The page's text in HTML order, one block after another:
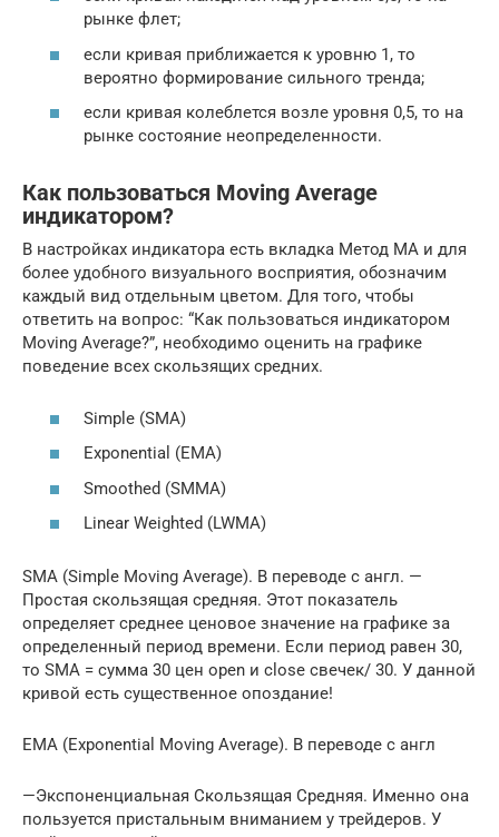
рынке флет;
если кривая приближается к уровню 1, то
вероятно формирование сильного тренда;
если кривая колеблется возле уровня 0,5, то на
рынке состояние неопределенности.
Как пользоваться Moving Average
индикатором?
В настройках индикатора есть вкладка Метод MA и для
более удобного визуального восприятия, обозначим
каждый вид отдельным цветом. Для того, чтобы
ответить на вопрос: “Как пользоваться индикатором
Moving Average?”, необходимо оценить на графике
поведение всех скользящих средних.
Simple (SMA)
Exponential (EMA)
Smoothed (SMMA)
Linear Weighted (LWMA)
SMA (Simple Moving Average). В переводе с англ. —
Простая скользящая средняя. Этот показатель
определяет среднее ценовое значение на графике за
определенный период времени. Если период равен 30,
то SMA = сумма 30 цен open и close свечек/ 30. У данной
кривой есть существенное опоздание!
EMA (Exponential Moving Average). В переводе с англ
—Экспоненциальная Скользящая Средняя. Именно она
пользуется пристальным вниманием у трейдеров. У